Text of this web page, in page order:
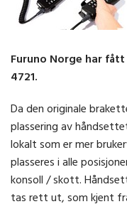
Furuno Norge har
4721.
Da den originale
plassering av
lokalt som er mer
plasseres i alle
konsoll / skott.
tas rett ut, som kjent